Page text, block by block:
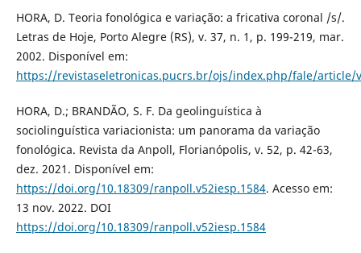
HORA, D. Teoria fonológica e variação: a fricativa coronal /s/.
Letras de Hoje, Porto Alegre (RS), v. 37, n. 1, p. 199-219, mar.
2002. Disponível em:
https://revistaseletronicas.pucrs.br/ojs/index.php/fale/article/
HORA, D.; BRANDÃO, S. F. Da geolinguística à
sociolinguística variacionista: um panorama da variação
fonológica. Revista da Anpoll, Florianópolis, v. 52, p. 42-63,
dez. 2021. Disponível em:
https://doi.org/10.18309/ranpoll.v52iesp.1584. Acesso em:
13 nov. 2022. DOI
https://doi.org/10.18309/ranpoll.v52iesp.1584